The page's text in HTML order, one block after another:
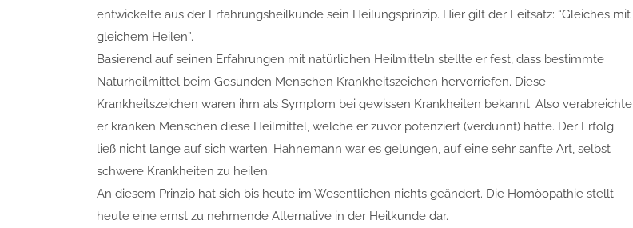
entwickelte aus der Erfahrungsheilkunde sein Heilungsprinzip. Hier gilt der Leitsatz: “Gleiches mit
gleichem Heilen”.
Basierend auf seinen Erfahrungen mit natürlichen Heilmitteln stellte er fest, dass bestimmte
Naturheilmittel beim Gesunden Menschen Krankheitszeichen hervorriefen. Diese
Krankheitszeichen waren ihm als Symptom bei gewissen Krankheiten bekannt. Also verabreichte
er kranken Menschen diese Heilmittel, welche er zuvor potenziert (verdünnt) hatte. Der Erfolg
ließ nicht lange auf sich warten. Hahnemann war es gelungen, auf eine sehr sanfte Art, selbst
schwere Krankheiten zu heilen.
An diesem Prinzip hat sich bis heute im Wesentlichen nichts geändert. Die Homöopathie stellt
heute eine ernst zu nehmende Alternative in der Heilkunde dar.